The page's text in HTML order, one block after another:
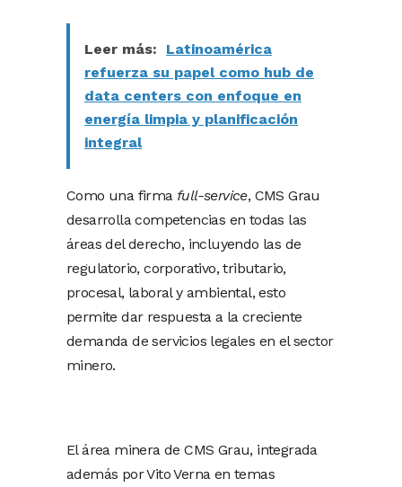
Leer más:
Latinoamérica
refuerza su papel como hub de
data centers con enfoque en
energía limpia y planificación
integral
Como una firma full-service, CMS Grau
desarrolla competencias en todas las
áreas del derecho, incluyendo las de
regulatorio, corporativo, tributario,
procesal, laboral y ambiental, esto
permite dar respuesta a la creciente
demanda de servicios legales en el sector
minero.
El área minera de CMS Grau, integrada
además por Vito Verna en temas